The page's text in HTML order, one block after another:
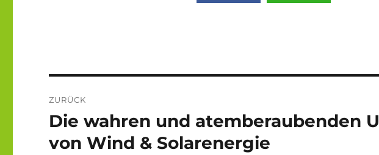
ZURÜCK
Vorheriger
Die wahren und atemberaubenden
von Wind & Solarenergie